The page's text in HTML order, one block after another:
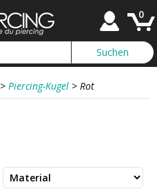
0
> Piercing-Kugel > Rot